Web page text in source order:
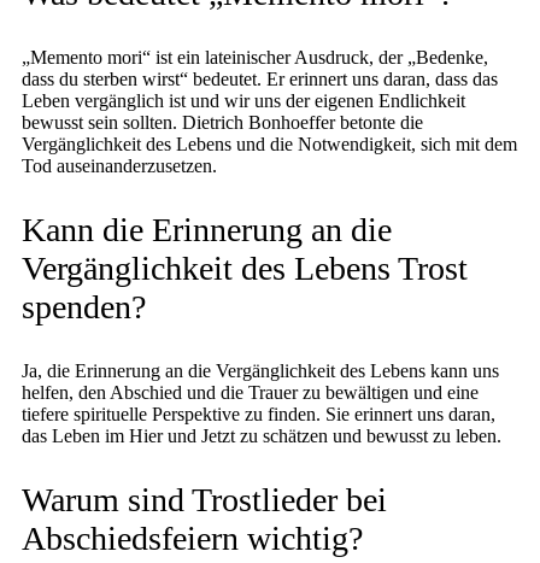
„Memento mori“ ist ein lateinischer Ausdruck, der „Bedenke,
dass du sterben wirst“ bedeutet. Er erinnert uns daran, dass das
Leben vergänglich ist und wir uns der eigenen Endlichkeit
bewusst sein sollten. Dietrich Bonhoeffer betonte die
Vergänglichkeit des Lebens und die Notwendigkeit, sich mit dem
Tod auseinanderzusetzen.
Kann die Erinnerung an die
Vergänglichkeit des Lebens Trost
spenden?
Ja, die Erinnerung an die Vergänglichkeit des Lebens kann uns
helfen, den Abschied und die Trauer zu bewältigen und eine
tiefere spirituelle Perspektive zu finden. Sie erinnert uns daran,
das Leben im Hier und Jetzt zu schätzen und bewusst zu leben.
Warum sind Trostlieder bei
Abschiedsfeiern wichtig?